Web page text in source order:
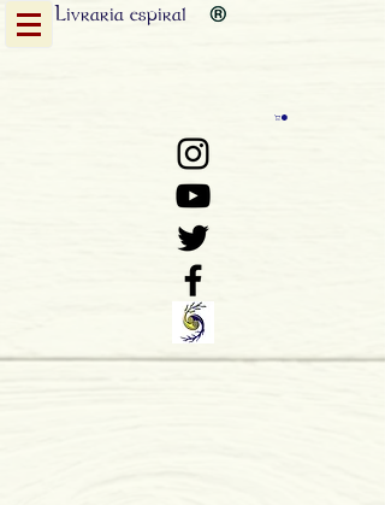
Livraria espiral